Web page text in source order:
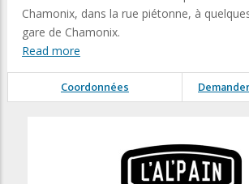
Chamonix, dans la rue piétonne, à
gare de Chamonix.
Read more
Coordonnées